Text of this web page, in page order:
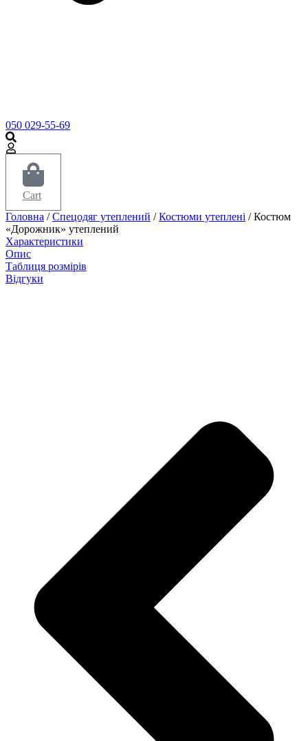
050 029-55-69
Cart
Головна /Спецодяг утеплений /Костюми утеплені / Костюм
«Дорожник» утеплений
Характеристики
Опис
Таблиця розмірів
Відгуки